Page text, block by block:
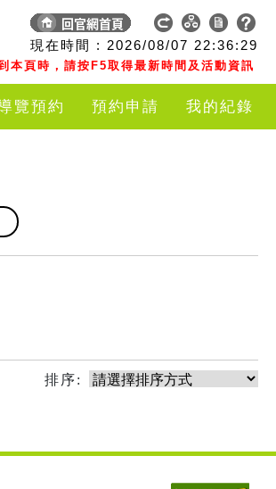
現在時間 : 2026/08/07 22:36:29
本頁時，請按F5取得最新時間及活動資訊
覽預約 預約申請 我的紀錄
排序: